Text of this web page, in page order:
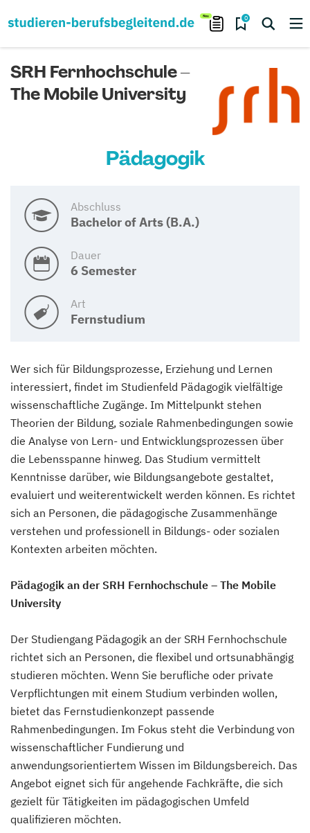
0
SRH Fernhochschule –
The Mobile University
Pädagogik
Abschluss
Bachelor of Arts (B.A.)
Dauer
6 Semester
Art
Fernstudium
Wer sich für Bildungsprozesse, Erziehung und Lernen
interessiert, findet im Studienfeld Pädagogik vielfältige
wissenschaftliche Zugänge. Im Mittelpunkt stehen
Theorien der Bildung, soziale Rahmenbedingungen sowie
die Analyse von Lern- und Entwicklungsprozessen über
die Lebensspanne hinweg. Das Studium vermittelt
Kenntnisse darüber, wie Bildungsangebote gestaltet,
evaluiert und weiterentwickelt werden können. Es richtet
sich an Personen, die pädagogische Zusammenhänge
verstehen und professionell in Bildungs- oder sozialen
Kontexten arbeiten möchten.
Pädagogik an der SRH Fernhochschule – The Mobile
University
Der Studiengang Pädagogik an der SRH Fernhochschule
richtet sich an Personen, die flexibel und ortsunabhängig
studieren möchten. Wenn Sie berufliche oder private
Verpflichtungen mit einem Studium verbinden wollen,
bietet das Fernstudienkonzept passende
Rahmenbedingungen. Im Fokus steht die Verbindung von
wissenschaftlicher Fundierung und
anwendungsorientiertem Wissen im Bildungsbereich. Das
Angebot eignet sich für angehende Fachkräfte, die sich
gezielt für Tätigkeiten im pädagogischen Umfeld
qualifizieren möchten.